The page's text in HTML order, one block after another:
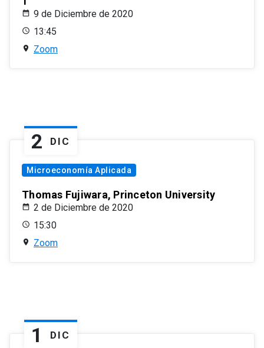
9 de Diciembre de 2020
13:45
Zoom
2 DIC
Microeconomía Aplicada
Thomas Fujiwara, Princeton University
2 de Diciembre de 2020
15:30
Zoom
1 DIC